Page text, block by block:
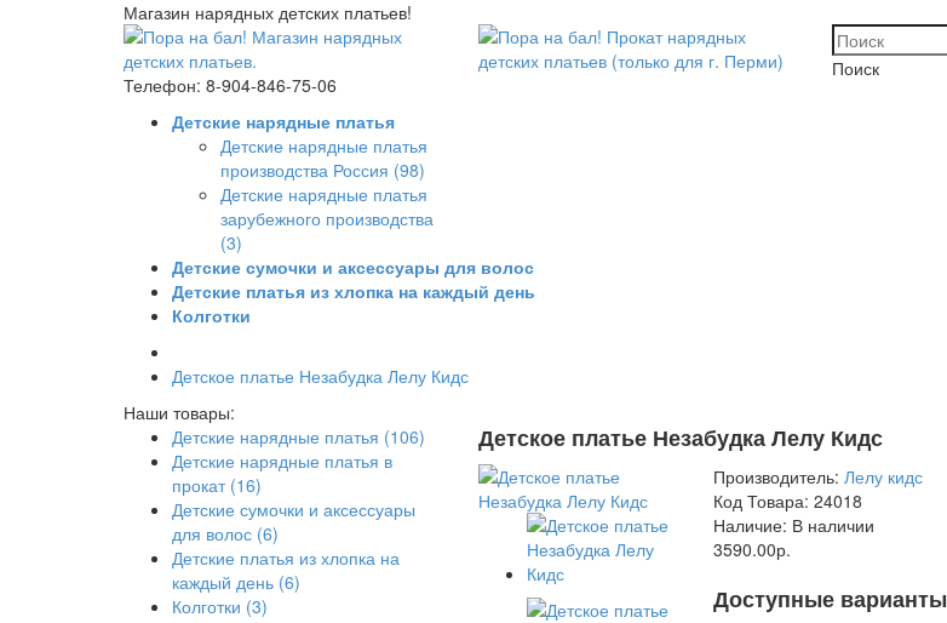
Магазин нарядных детских платьев!
Телефон: 8-904-846-75-06
Поиск
Детские нарядные платья
Детские нарядные платья
производства Россия (98)
Детские нарядные платья
зарубежного производства
(3)
Детские сумочки и аксессуары для волос
Детские платья из хлопка на каждый день
Колготки
Детское платье Незабудка Лелу Кидс
Наши товары:
Детские нарядные платья (106)
Детские нарядные платья в
прокат (16)
Детские сумочки и аксессуары
для волос (6)
Детские платья из хлопка на
каждый день (6)
Колготки (3)
Детское платье Незабудка Лелу Кидс
Производитель: Лелу кидс
Код Товара: 24018
Наличие: В наличии
3590.00р.
Доступные варианты